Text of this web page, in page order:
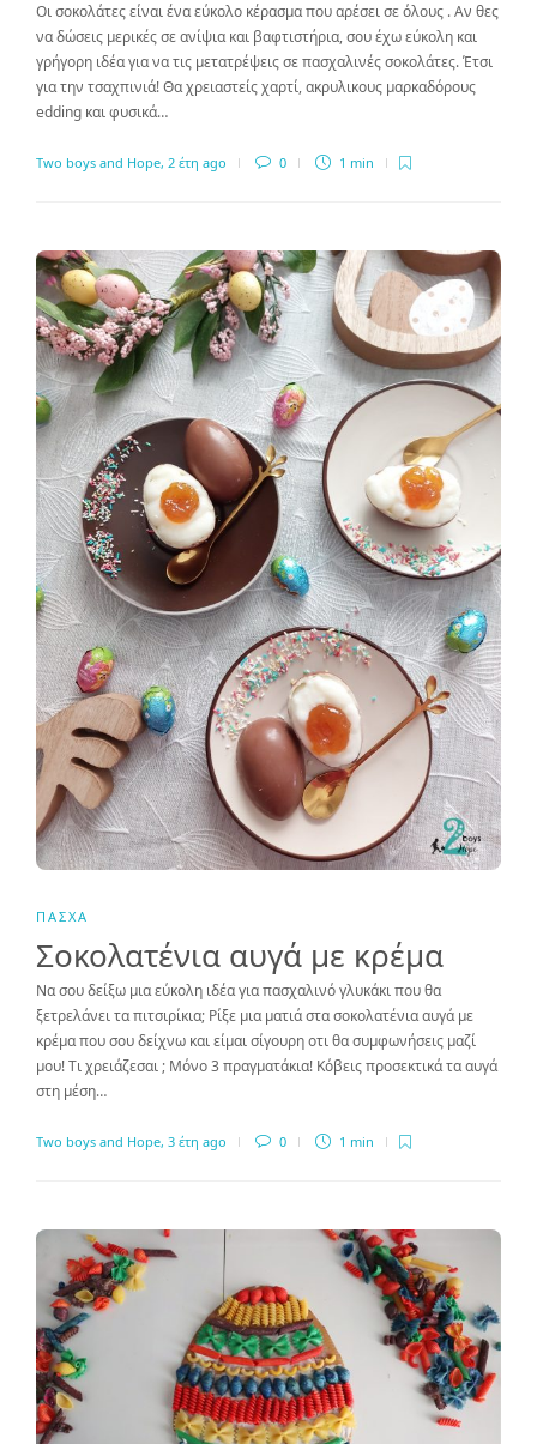
Οι σοκολάτες είναι ένα εύκολο κέρασμα που αρέσει σε όλους . Αν θες
να δώσεις μερικές σε ανίψια και βαφτιστήρια, σου έχω εύκολη και
γρήγορη ιδέα για να τις μετατρέψεις σε πασχαλινές σοκολάτες. Έτσι
για την τσαχπινιά! Θα χρειαστείς χαρτί, ακρυλικους μαρκαδόρους
edding και φυσικά…
Two boys and Hope, 2 έτη ago 0 1 min
ΠΆΣΧΑ
Σοκολατένια αυγά με κρέμα
Να σου δείξω μια εύκολη ιδέα για πασχαλινό γλυκάκι που θα
ξετρελάνει τα πιτσιρίκια; Ρίξε μια ματιά στα σοκολατένια αυγά με
κρέμα που σου δείχνω και είμαι σίγουρη οτι θα συμφωνήσεις μαζί
μου! Τι χρειάζεσαι ; Μόνο 3 πραγματάκια! Κόβεις προσεκτικά τα αυγά
στη μέση…
Two boys and Hope, 3 έτη ago 0 1 min